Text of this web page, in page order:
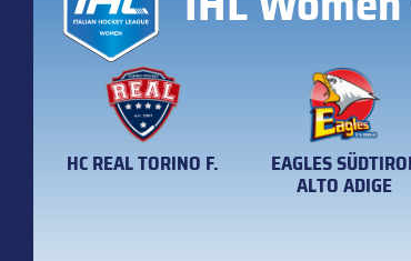
HC REAL TORINO F. EAGLES
ALTO ADIGE